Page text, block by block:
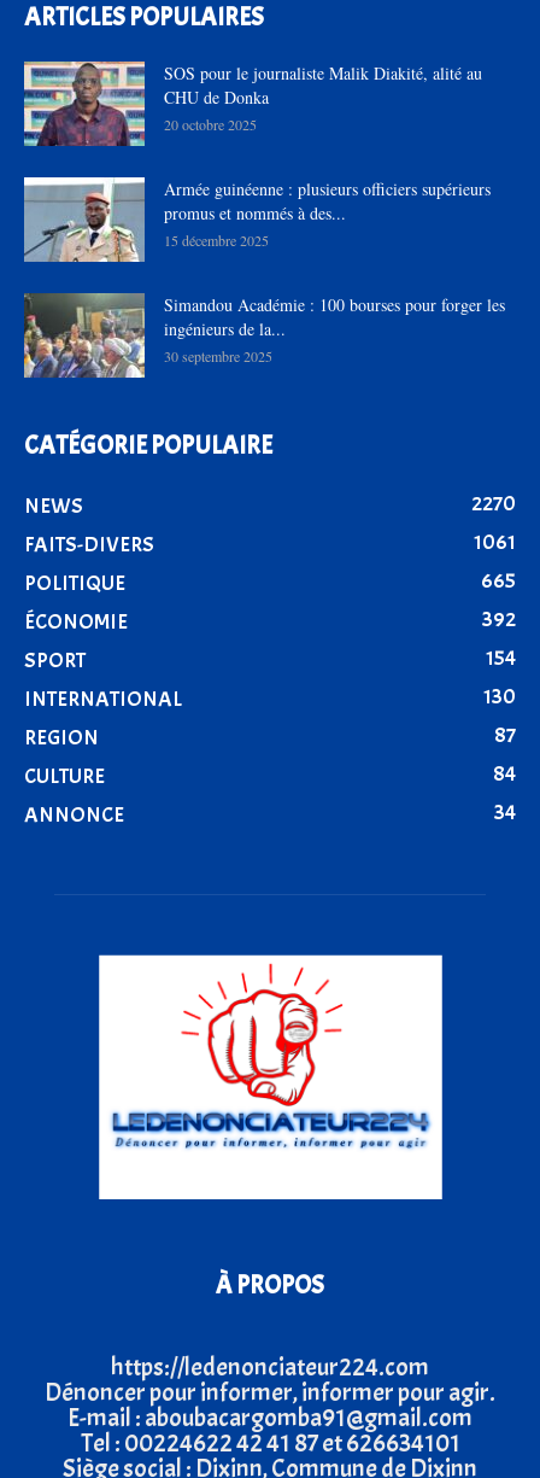
ARTICLES POPULAIRES
SOS pour le journaliste Malik Diakité, alité au
CHU de Donka
20 octobre 2025
Armée guinéenne : plusieurs officiers supérieurs
promus et nommés à des...
15 décembre 2025
Simandou Académie : 100 bourses pour forger les
ingénieurs de la...
30 septembre 2025
CATÉGORIE POPULAIRE
NEWS
2270
FAITS-DIVERS
1061
POLITIQUE
665
ÉCONOMIE
392
SPORT
154
INTERNATIONAL
130
REGION
87
CULTURE
84
ANNONCE
34
À PROPOS
https://ledenonciateur224.com
Dénoncer pour informer, informer pour agir.
E-mail : aboubacargomba91@gmail.com
Tel : 00224622 42 41 87 et 626634101
Siège social : Dixinn, Commune de Dixinn